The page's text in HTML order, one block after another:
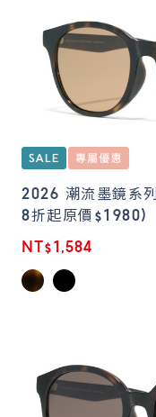
2026 潮流墨鏡系
8折起原價$1980)
NT$1,584